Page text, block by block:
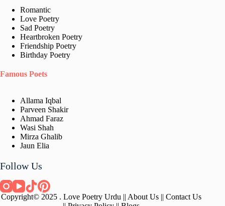
Romantic
Love Poetry
Sad Poetry
Heartbroken Poetry
Friendship Poetry
Birthday Poetry
Famous Poets
Allama Iqbal
Parveen Shakir
Ahmad Faraz
Wasi Shah
Mirza Ghalib
Jaun Elia​
Follow Us
Copyright© 2025 . Love Poetry Urdu || About Us ||Contact Us